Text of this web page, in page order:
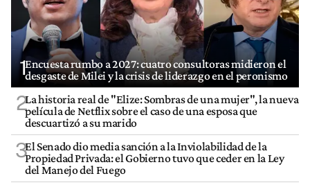
1Encuesta rumbo a 2027: cuatro consultoras midieron el
desgaste de Milei y la crisis de liderazgo en el peronismo
2La historia real de "Elize: Sombras de una mujer", la nueva
película de Netflix sobre el caso de una esposa que
descuartizó a su marido
3El Senado dio media sanción a la Inviolabilidad de la
Propiedad Privada: el Gobierno tuvo que ceder en la Ley
del Manejo del Fuego